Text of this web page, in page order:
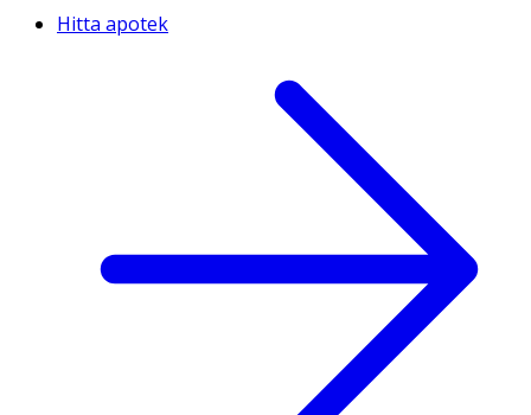
Hitta apotek